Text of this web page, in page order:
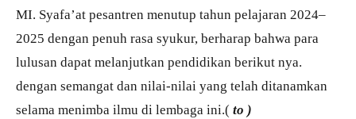
MI. Syafa’at pesantren menutup tahun pelajaran 2024–
2025 dengan penuh rasa syukur, berharap bahwa para
lulusan dapat melanjutkan pendidikan berikut nya.
dengan semangat dan nilai-nilai yang telah ditanamkan
selama menimba ilmu di lembaga ini.( to )